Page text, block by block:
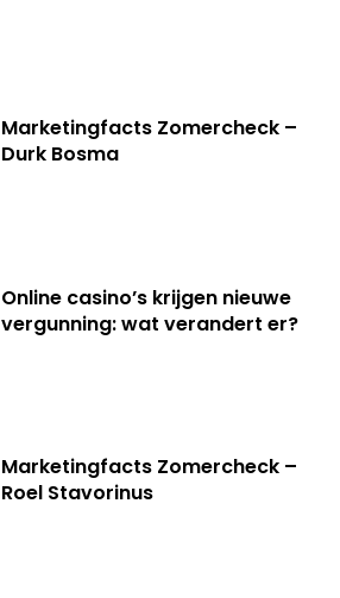
Marketingfacts Zomercheck –
Durk Bosma
Online casino’s krijgen nieuwe
vergunning: wat verandert er?
Marketingfacts Zomercheck –
Roel Stavorinus